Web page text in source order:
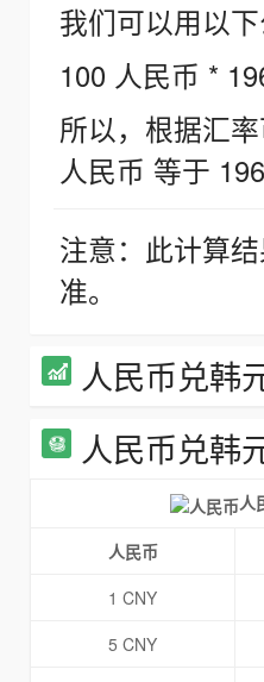
我们可以用以下
100 人民币 *
所以，根据汇
人民币 等于
注意：此计算
准。
人民币兑韩
人民币兑韩
人
人民币
1 CNY
5 CNY